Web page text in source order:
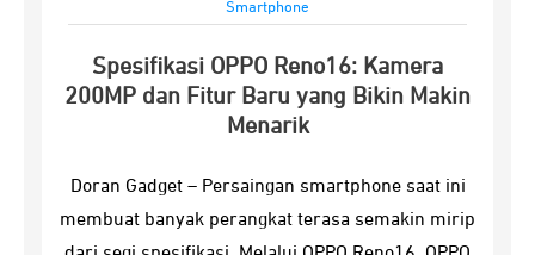
Smartphone
Spesifikasi OPPO Reno16: Kamera
200MP dan Fitur Baru yang Bikin Makin
Menarik
Doran Gadget – Persaingan smartphone saat ini
membuat banyak perangkat terasa semakin mirip